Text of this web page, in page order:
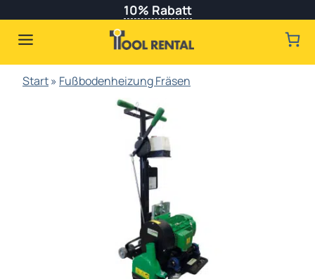
springen
10% Rabatt
Start» Fußbodenheizung Fräsen